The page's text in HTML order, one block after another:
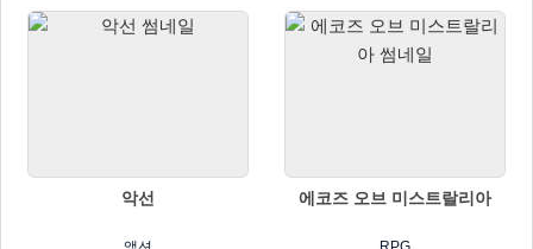
악선 에코즈 오브 미스트랄리아